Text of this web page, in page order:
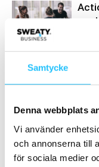
Samtycke
Denna webbplats
Vi använder
och annonserna till
för sociala medier
Business